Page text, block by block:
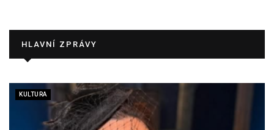
HLAVNÍ ZPRÁVY
KULTURA